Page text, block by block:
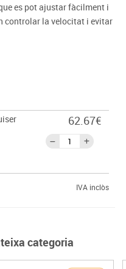
es pot ajustar fàcilment i
controlar la velocitat i evitar
62.67€
IVA inclòs
categoria